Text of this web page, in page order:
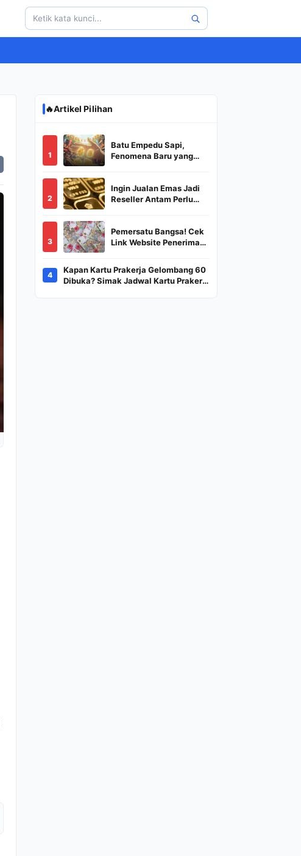
🔥Artikel Pilihan
1
Batu Empedu Sapi,
Fenomena Baru yang
2
Ingin Jualan Emas Jadi
Reseller Antam Perlu
Bagaimana
Prosedurnya?
3
Pemersatu Bangsa! Cek
Link Website Penerima
Dana Rp600 Ribu Rupiah
4
Kapan Kartu Prakerja Gelombang 60
Dibuka? Simak Jadwal Kartu Prakerja